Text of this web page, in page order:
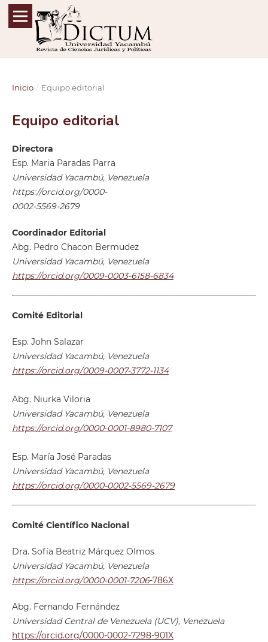
Inicio / Equipo editorial
Equipo editorial
Directora
Esp. Maria Paradas Parra
Universidad Yacambú, Venezuela
https://orcid.org/0000-
0002-5569-2679
Coordinador Editorial
Abg. Pedro Chacon Bermudez
Universidad Yacambú, Venezuela
https://orcid.org/0009-0003-6158-6834
Comité Editorial
Esp. John Salazar
Universidad Yacambú, Venezuela
https://orcid.org/0009-0007-3772-1134
Abg. Niurka Viloria
Universidad Yacambú, Venezuela
https://orcid.org/0000-0001-8980-7107
Esp. María José Paradas
Universidad Yacambú, Venezuela
https://orcid.org/0000-0002-5569-2679
Comité Científico Nacional
Dra. Sofía Beatriz Márquez Olmos
Universidad Yacambú, Venezuela
https://orcid.org/0000-0001-7206-786X
Abg. Fernando Fernández
Universidad Central de Venezuela (UCV), Venezuela
https://orcid.org/0000-0002-7298-901X